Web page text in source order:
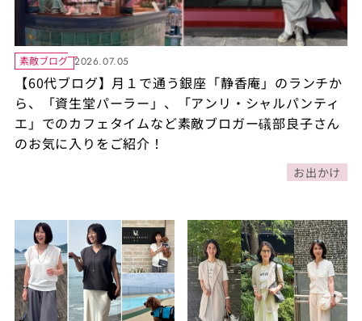
素敵ブログ 2026.07.05
【60代ブログ】月１で通う銀座「静香庵」のランチか
ら、「資生堂パーラー」、「アンリ・シャルパンティ
エ」でのカフェタイムなど素敵ブロガー礒部良子さん
のお気に入りをご紹介！
お出かけ